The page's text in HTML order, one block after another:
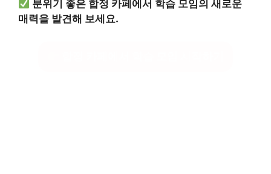
분위기 좋은 합정 카페에서 학습 모임의 새로운
매력을 발견해 보세요.